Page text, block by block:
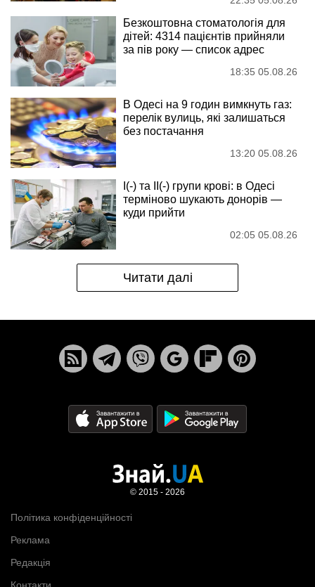
Безкоштовна стоматологія для
дітей: 4314 пацієнтів прийняли
за пів року — список адрес
18:35 05.08.26
В Одесі на 9 годин вимкнуть газ:
перелік вулиць, які залишаться
без постачання
13:20 05.08.26
I(-) та II(-) групи крові: в Одесі
терміново шукають донорів —
куди прийти
02:05 05.08.26
Читати далі
Політика конфіденційності
Реклама
Редакція
© 2015 - 2026